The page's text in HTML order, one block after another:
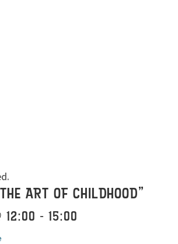
ART OF CHILDHOOD”
12:00 - 15:00